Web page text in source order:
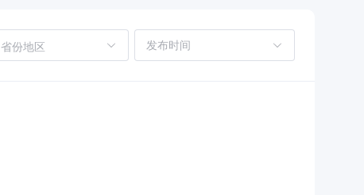
省份地区